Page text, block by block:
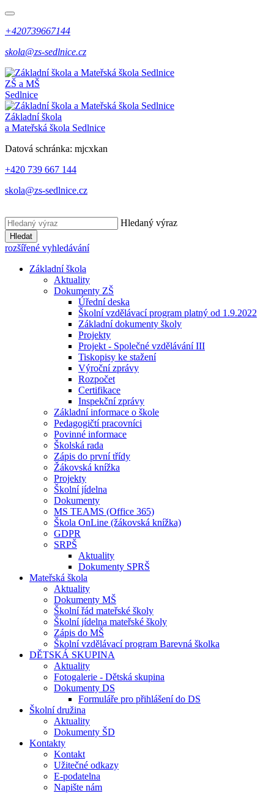
+420739667144
skola@zs-sedlnice.cz
ZŠ a MŠ
Sedlnice
Základní škola
a Mateřská škola Sedlnice
Datová schránka: mjcxkan
+420 739 667 144
skola@zs-sedlnice.cz
Hledaný výraz
Hledat
rozšířené vyhledávání
Základní škola
Aktuality
Dokumenty ZŠ
Úřední deska
Školní vzdělávací program platný od 1.9.2022
Základní dokumenty školy
Projekty
Projekt - Společné vzdělávání III
Tiskopisy ke stažení
Výroční zprávy
Rozpočet
Certifikace
Inspekční zprávy
Základní informace o škole
Pedagogičtí pracovníci
Povinné informace
Školská rada
Zápis do první třídy
Žákovská knížka
Projekty
Školní jídelna
Dokumenty
MS TEAMS (Office 365)
Škola OnLine (žákovská knížka)
GDPR
SRPŠ
Aktuality
Dokumenty SPRŠ
Mateřská škola
Aktuality
Dokumenty MŠ
Školní řád mateřské školy
Školní jídelna mateřské školy
Zápis do MŠ
Školní vzdělávací program Barevná školka
DĚTSKÁ SKUPINA
Aktuality
Fotogalerie - Dětská skupina
Dokumenty DS
Formuláře pro přihlášení do DS
Školní družina
Aktuality
Dokumenty ŠD
Kontakty
Kontakt
Užitečné odkazy
E-podatelna
Napište nám